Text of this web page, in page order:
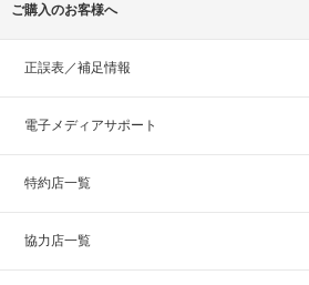
ご購入のお客様へ
正誤表／補足情報
電子メディアサポート
特約店一覧
協力店一覧